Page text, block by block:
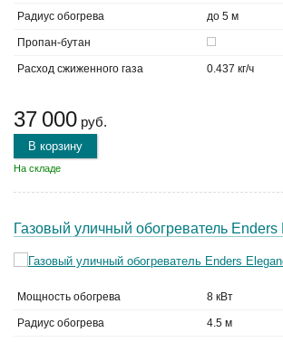
Радиус обогрева до 5 м
Пропан-бутан
Расход сжиженного газа 0.437 кг/ч
37 000 руб.
В корзину
На складе
Газовый уличный обогреватель
Мощность обогрева 8 кВт
Радиус обогрева 4.5 м